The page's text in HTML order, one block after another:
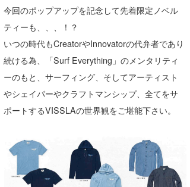
今回のポップアップを記念して先着限定ノベル
ティーも、、、！？
いつの時代もCreatorやInnovatorの代弁者であり
続ける為、「Surf Everything」のメンタリティ
ーのもと、サーフィング、そしてアーティスト
やシェイパーやクラフトマンシップ、全てをサ
ポートするVISSLAの世界観をご堪能下さい。
Core Surf Japan
mitsuteru Kamio
Yasunari Inoue
SURFMEDIA
Colors MAGAZINE
波伝説アンバサダー/プロライダー
福島寿実子
波伝説スタッフ